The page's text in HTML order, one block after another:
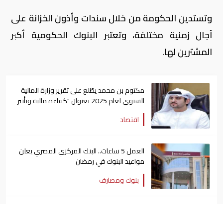
وتستدين الحكومة من خلال سندات وأذون الخزانة على
آجال زمنية مختلفة، وتعتبر البنوك الحكومية أكبر
المشترين لها.
مكتوم بن محمد يطّلع على تقرير وزارة المالية
السنوي لعام 2025 بعنوان "كفاءة مالية وتأثير
عالمي"
اقتصاد
العمل 5 ساعات.. البنك المركزي المصري يعلن
مواعيد البنوك في رمضان
بنوك ومصارف